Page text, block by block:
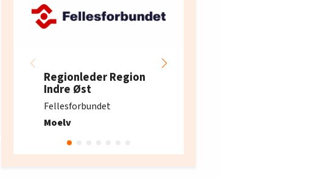
Regionleder Region
Indre Øst
Fellesforbundet
Moelv